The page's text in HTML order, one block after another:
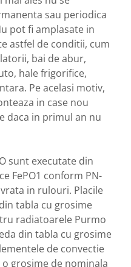
sau periodica
pot fi amplasate in
astfel de conditii, cum
bai de abur,
hale frigorifice,
Pe acelasi motiv,
in case nou
daca in primul an nu
sunt executate din
FePO1 conform PN-
in rulouri. Placile
tabla cu grosime
radiatoarele Purmo
din tabla cu grosime
de convectie
grosime de nominala